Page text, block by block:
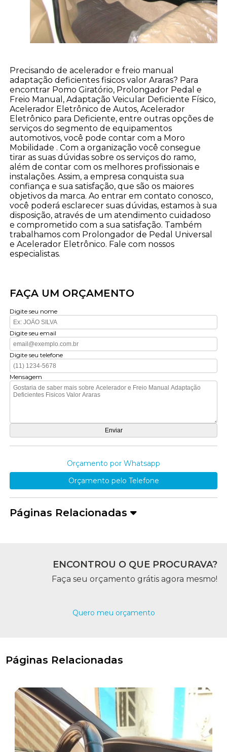
Precisando de acelerador e freio manual
adaptação deficientes fisicos valor Araras? Para
encontrar Pomo Giratório, Prolongador Pedal e
Freio Manual, Adaptação Veicular Deficiente Físico,
Acelerador Eletrônico de Autos, Acelerador
Eletrônico para Deficiente, entre outras opções de
serviços do segmento de equipamentos
automotivos, você pode contar com a Moro
Mobilidade . Com a organização você consegue
tirar as suas dúvidas sobre os serviços do ramo,
além de contar com os melhores profissionais e
instalações. Assim, a empresa conquista sua
confiança e sua satisfação, que são os maiores
objetivos da marca. Ao entrar em contato conosco,
você poderá esclarecer suas dúvidas, estamos à sua
disposição, através de um atendimento cuidadoso
e comprometido com a sua satisfação. Também
trabalhamos com Prolongador de Pedal Universal
e Acelerador Eletrônico. Fale com nossos
especialistas.
FAÇA UM ORÇAMENTO
Digite seu nome
Digite seu email
Digite seu telefone
Mensagem
Orçamento por Whatsapp
Orçamento pelo Telefone
Páginas Relacionadas
ENCONTROU O QUE PROCURAVA?
Faça seu orçamento grátis agora mesmo!
Quero meu orçamento
Páginas Relacionadas